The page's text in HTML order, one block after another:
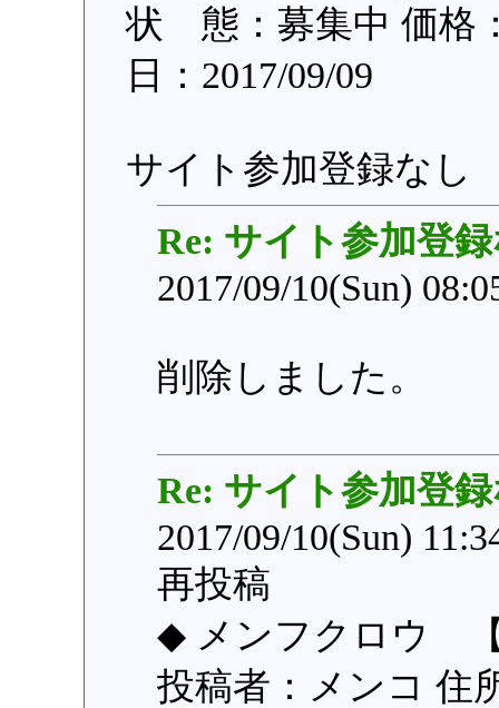
状 態：募集中 価格
日：2017/09/09
サイト参加登録なし
Re: サイト参加登
2017/09/10(Sun)
削除しました。
Re: サイト参加登
2017/09/10(Sun)
再投稿
◆ メンフクロウ 【
投稿者：メンコ 住